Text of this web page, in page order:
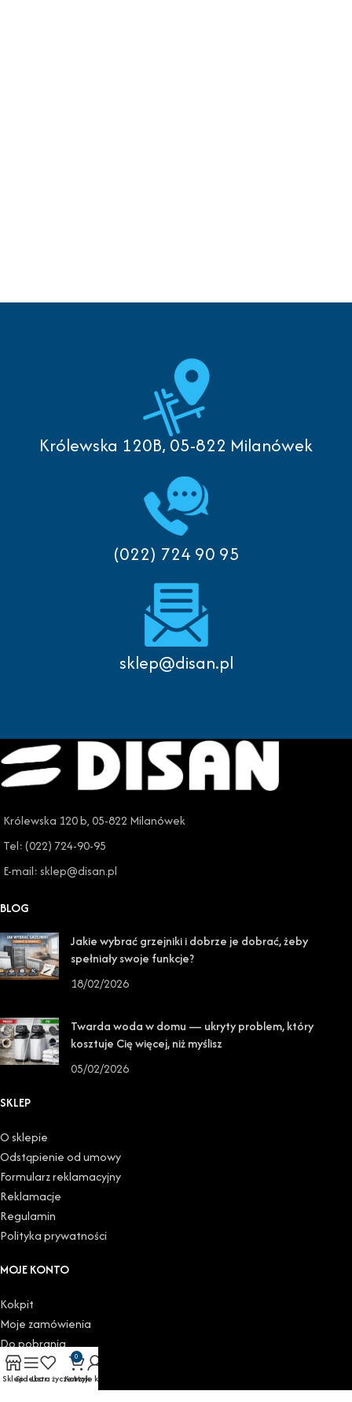
Królewska 120B, 05-822 Milanówek
(022) 724 90 95
sklep@disan.pl
Królewska 120 b, 05-822 Milanówek
Tel: (022) 724-90-95
E-mail: sklep@disan.pl
BLOG
Jakie wybrać grzejniki i dobrze je dobrać, żeby
spełniały swoje funkcje?
18/02/2026
Twarda woda w domu — ukryty problem, który
kosztuje Cię więcej, niż myślisz
05/02/2026
SKLEP
O sklepie
Odstąpienie od umowy
Formularz reklamacyjny
Reklamacje
Regulamin
Polityka prywatności
MOJE KONTO
Kokpit
Moje zamówienia
Do pobrania
Moje adresy
Szczegóły konta
SklepSidebarLista życzeń
0
Koszyk
Moje konto